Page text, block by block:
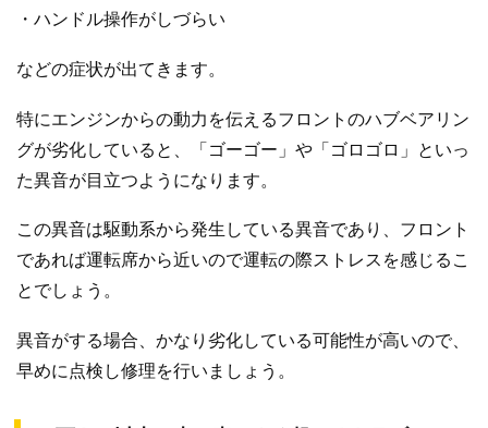
・ハンドル操作がしづらい
などの症状が出てきます。
特にエンジンからの動力を伝えるフロントのハブベアリン
グが劣化していると、「ゴーゴー」や「ゴロゴロ」といっ
た異音が目立つようになります。
この異音は駆動系から発生している異音であり、フロント
であれば運転席から近いので運転の際ストレスを感じるこ
とでしょう。
異音がする場合、かなり劣化している可能性が高いので、
早めに点検し修理を行いましょう。